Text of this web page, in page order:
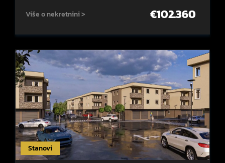
Više o nekretnini > €102.360
Stanovi